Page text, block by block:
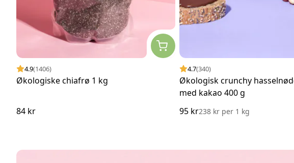
4.9(1406)
Økologiske chiafrø 1 kg
84 kr
4.7(340)
Økologisk crunchy
med kakao 400 g
95 kr238 kr per 1 kg